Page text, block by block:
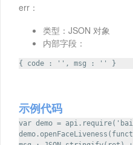
err：
类型：JSON 对象
内部字段：
{ code : '', msg : '' }
示例代码
var demo =